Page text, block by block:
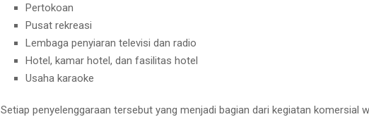
Pertokoan
Pusat rekreasi
Lembaga penyiaran televisi dan radio
Hotel, kamar hotel, dan fasilitas hotel
Usaha karaoke
Setiap penyelenggaraan tersebut yang menjadi bagian dari kegiatan komersial